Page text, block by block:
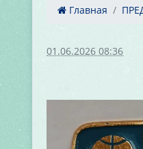
Главная
01.06.2026 08:36